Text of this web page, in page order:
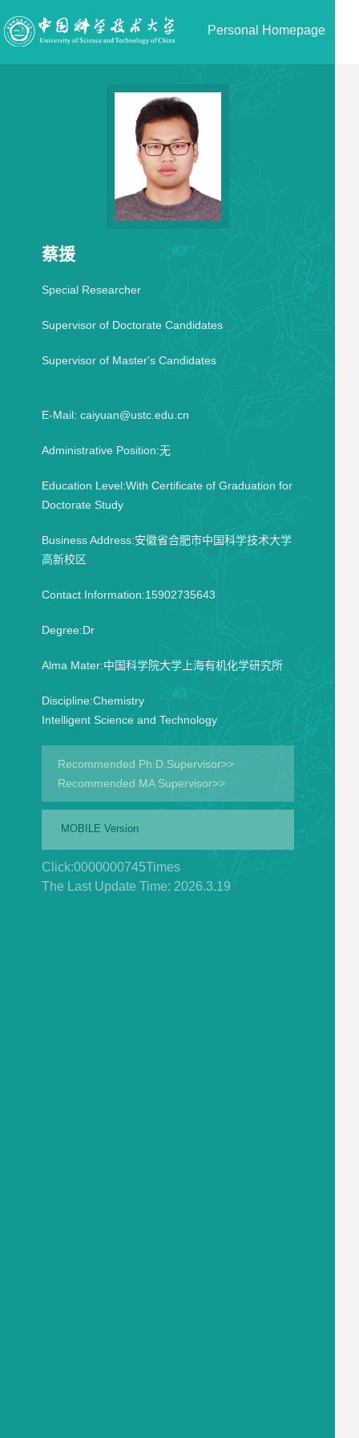
Personal Homepage
蔡援
Special Researcher
Supervisor of Doctorate Candidates
Supervisor of Master's Candidates
E-Mail: caiyuan@ustc.edu.cn
Administrative Position:无
Education Level:With Certificate of Graduation for
Doctorate Study
Business Address:安徽省合肥市中国科学技术大学
高新校区
Contact Information:15902735643
Degree:Dr
Alma Mater:中国科学院大学上海有机化学研究所
Discipline:Chemistry
Intelligent Science and Technology
Recommended Ph.D.Supervisor>>
Recommended MA Supervisor>>
MOBILE Version
Click:0000000745Times
The Last Update Time: 2026.3.19